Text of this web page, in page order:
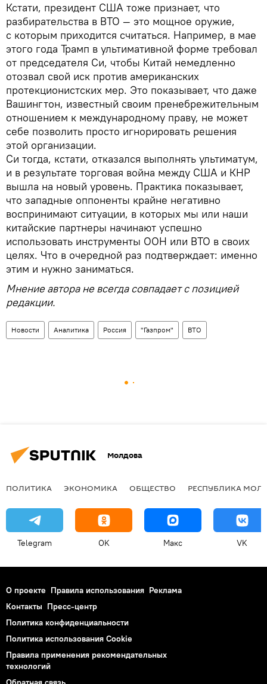
Кстати, президент США тоже признает, что
разбирательства в ВТО — это мощное оружие,
с которым приходится считаться. Например, в мае
этого года Трамп в ультимативной форме требовал
от председателя Си, чтобы Китай немедленно
отозвал свой иск против американских
протекционистских мер. Это показывает, что даже
Вашингтон, известный своим пренебрежительным
отношением к международному праву, не может
себе позволить просто игнорировать решения
этой организации.
Си тогда, кстати, отказался выполнять ультиматум,
и в результате торговая война между США и КНР
вышла на новый уровень. Практика показывает,
что западные оппоненты крайне негативно
воспринимают ситуации, в которых мы или наши
китайские партнеры начинают успешно
использовать инструменты ООН или ВТО в своих
целях. Что в очередной раз подтверждает: именно
этим и нужно заниматься.
Мнение автора не всегда совпадает с позицией
редакции.
Новости Аналитика Россия "Газпром" ВТО
Молдова
ПОЛИТИКА ЭКОНОМИКА ОБЩЕСТВО РЕСПУБЛИКА
Telegram OK Макс VK
О проекте Правила использования Реклама
Контакты Пресс-центр
Политика конфиденциальности
Политика использования Cookie
Правила применения рекомендательных
технологий